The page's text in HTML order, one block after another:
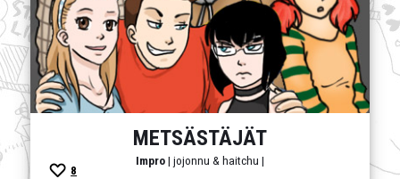
METSÄSTÄJÄT
Impro| jojonnu & haitchu |
8